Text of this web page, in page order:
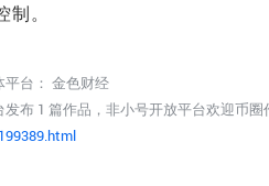
。
台： 金色财经
布 1 篇作品，非小号开放平台欢迎币圈